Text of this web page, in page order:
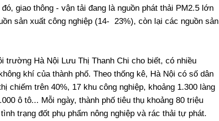
giao thông - vận tải đang là nguồn phát thải PM2.5 lớn
sản xuất công nghiệp (14- 23%), còn lại các nguồn sản
trường Hà Nội Lưu Thị Thanh Chi cho biết, có nhiều
khí của thành phố. Theo thống kê, Hà Nội có số dân
chiếm trên 40%, 17 khu công nghiệp, khoảng 1.300 làng
ô tô... Mỗi ngày, thành phố tiêu thụ khoảng 80 triệu
trạng đốt phụ phẩm nông nghiệp và rác thải tự phát.